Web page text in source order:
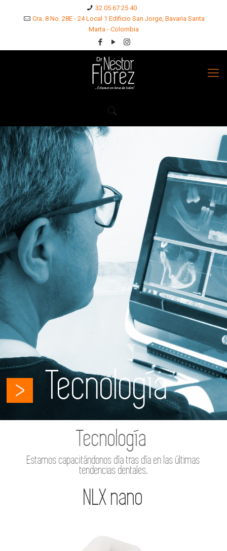
32 05 67 25 40
Cra. 8 No. 28E - 24 Local 1 Edificio San Jorge, Bavaria Santa
Marta - Colombia
Tecnología
Tecnología
Estamos capacitándonos día tras día en las últimas
tendencias dentales.
NLX nano